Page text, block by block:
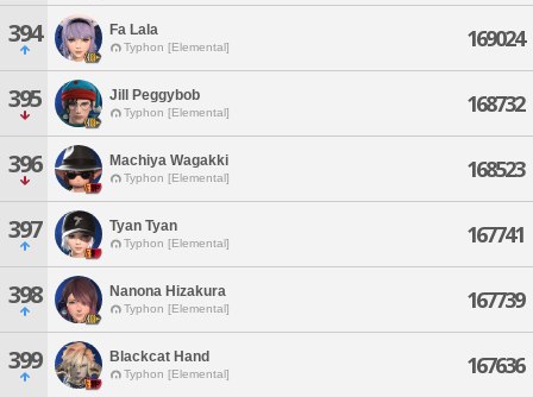
394 Fa Lala
Typhon [Elemental] 169024
395 Jill Peggybob
Typhon [Elemental] 168732
396 Machiya Wagakki
Typhon [Elemental] 168523
397 Tyan Tyan
Typhon [Elemental] 167741
398 Nanona Hizakura
Typhon [Elemental] 167739
399 Blackcat Hand
Typhon [Elemental] 167636